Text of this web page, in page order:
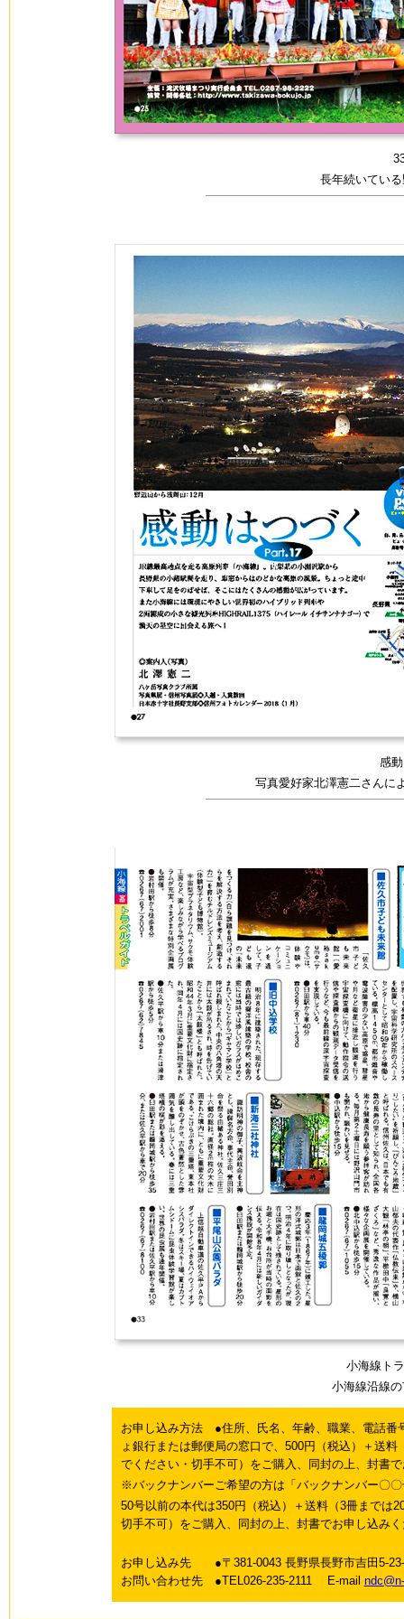
長年続いてい
感
写真愛好家北澤憲二さんに
小海線ト
小海線沿線
お申し込み方法 ●住所、氏名、年齢、職業、電話番
ょ銀行または郵便局の窓口で、500円（税込）＋送
でください・切手不可）をご購入、同封の上、封書
※バックナンバーご希望の方は「バックナンバー〇
50号以前の本代は350円（税込）＋送料（3冊までは
切手不可）をご購入、同封の上、封書でお申し込み
お申し込み先 ●〒381-0043 長野県長野市吉田5-
お問い合わせ先 ●TEL026-235-2111 E-mail